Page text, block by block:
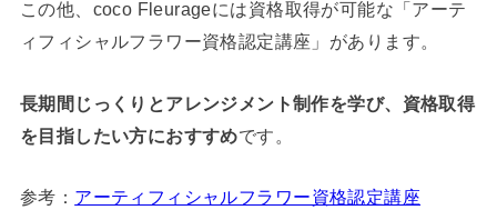
この他、coco Fleurageには資格取得が可能な「アーテ
ィフィシャルフラワー資格認定講座」があります。
長期間じっくりとアレンジメント制作を学び、資格取得
を目指したい方におすすめです。
参考： アーティフィシャルフラワー資格認定講座